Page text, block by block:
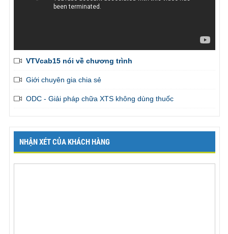
VTVcab15 nói về chương trình
Giới chuyên gia chia sẻ
ODC - Giải pháp chữa XTS không dùng thuốc
NHẬN XÉT CỦA KHÁCH HÀNG